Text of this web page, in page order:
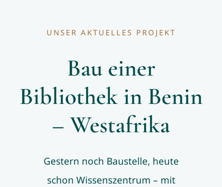
UNSER AKTUELLES PROJEKT
Bau einer
Bibliothek in Benin
– Westafrika
Gestern noch Baustelle, heute
schon Wissenszentrum – mit